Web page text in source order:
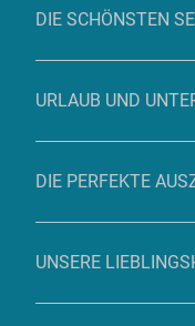
DIE SCHÖNSTEN
URLAUB UND
DIE PERFEKTE
UNSERE